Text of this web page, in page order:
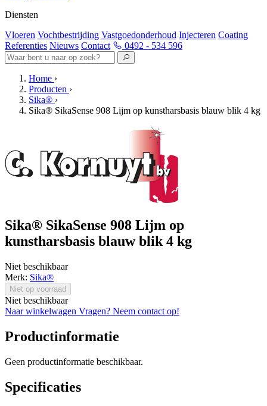
Diensten
Vloeren Vochtbestrijding Vastgoedonderhoud Injecteren Coating
Referenties Nieuws Contact 0492 - 534 596
Home ›
Producten ›
Sika® ›
Sika® SikaSense 908 Lijm op kunstharsbasis blauw blik 4 kg
Sika® SikaSense 908 Lijm op
kunstharsbasis blauw blik 4 kg
Niet beschikbaar
Merk: Sika®
Niet op voorraad
Niet beschikbaar
Naar winkelwagen Vragen? Neem contact op!
Productinformatie
Geen productinformatie beschikbaar.
Specificaties